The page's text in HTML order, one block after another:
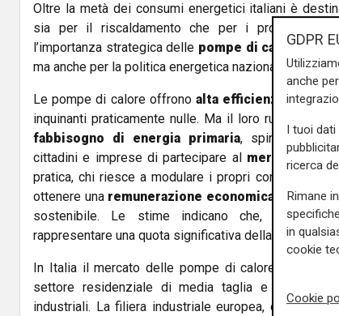
Oltre la metà dei consumi energetici italiani è
sia per il riscaldamento che per i processi
l’importanza strategica delle pompe di calore, non
ma anche per la politica energetica nazionale.
Le pompe di calore offrono alta efficienza
inquinanti praticamente nulle. Ma il loro ruolo va
fabbisogno di energia primaria, spingono l’
cittadini e imprese di partecipare al mercato dei
pratica, chi riesce a modulare i propri consumi in
ottenere una remunerazione economica
,
sostenibile. Le stime indicano che, a
rappresentare una quota significativa della bolletta
In Italia il mercato delle pompe di calore cresce in
settore residenziale di media taglia e nella
industriali. La filiera industriale europea, e in
GDPR
anche
I tuoi
ricerca
Rimane
in
cookie
Cookie